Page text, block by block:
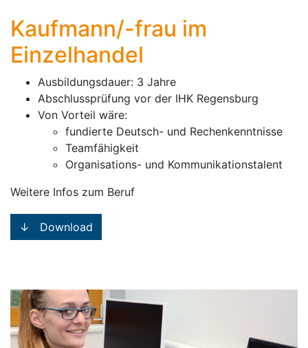
Kaufmann/-frau im
Einzelhandel
Ausbildungsdauer: 3 Jahre
Abschlussprüfung vor der IHK Regensburg
Von Vorteil wäre:
fundierte Deutsch- und Rechenkenntnisse
Teamfähigkeit
Organisations- und Kommunikationstalent
Weitere Infos zum Beruf
↓ Download